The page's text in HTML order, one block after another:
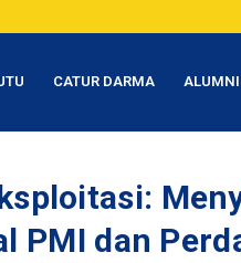
CATUR DARMA ALUMNI
PMI dan